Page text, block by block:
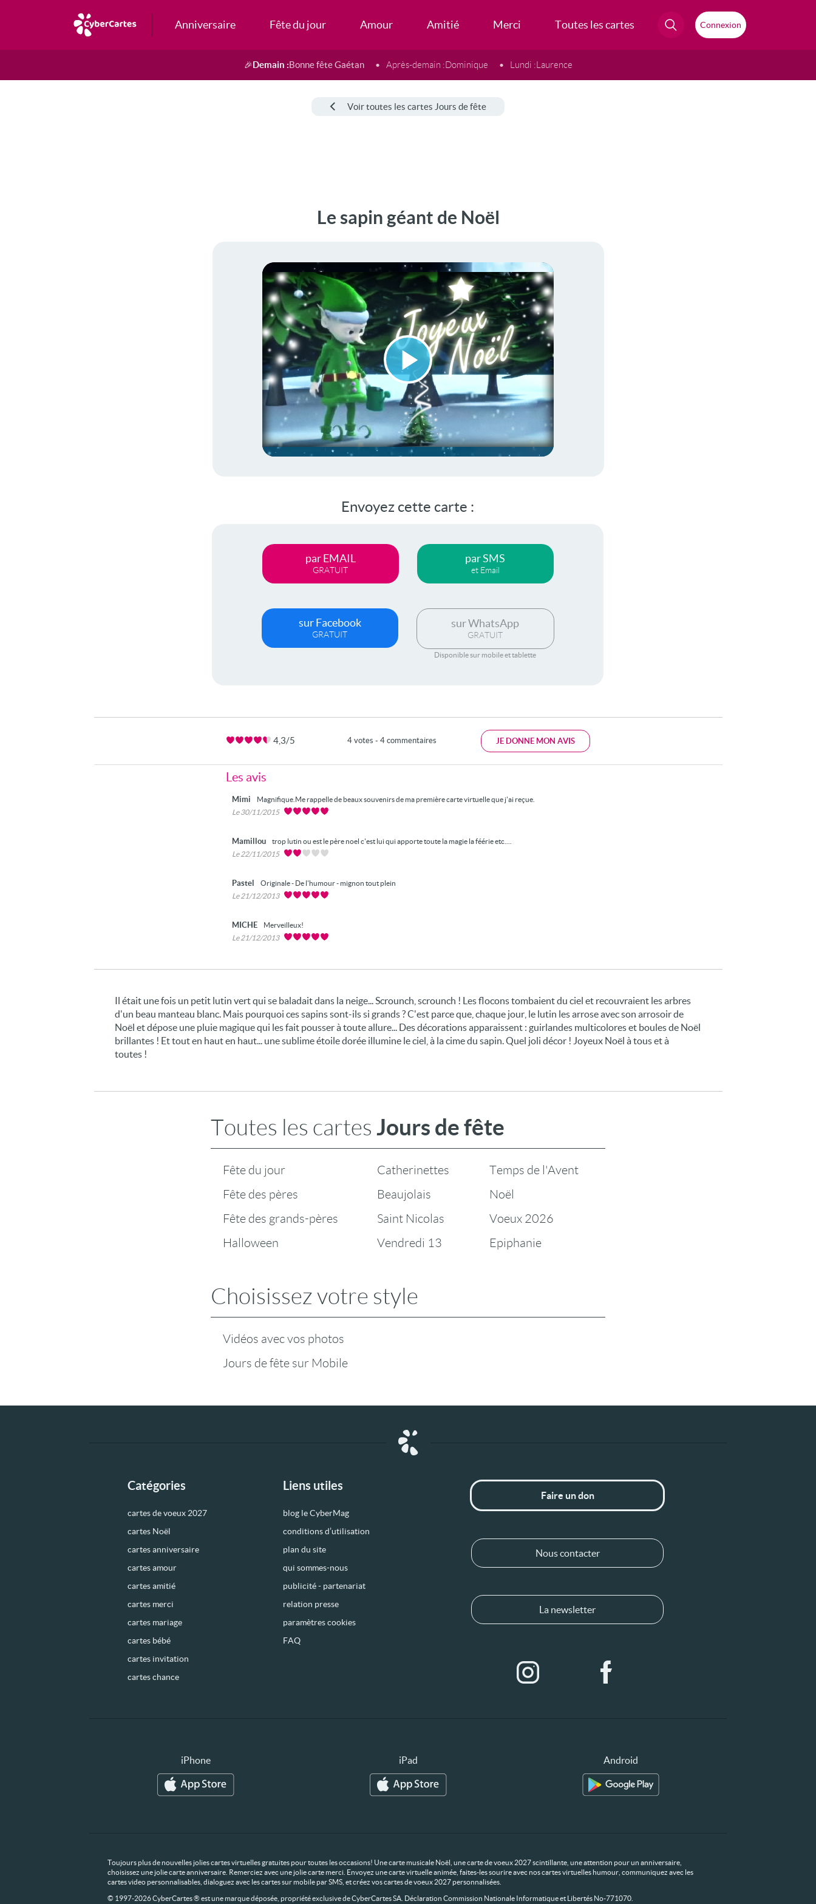
Anniversaire Fête du jour Amour Amitié Merci Toutes les cartes Connexion
🎉Demain :Bonne fête Gaétan Après-demain :Dominique Lundi :Laurence
Voir toutes les cartes Jours de fête
Le sapin géant de Noël
Lire
la
Envoyez cette carte :
par EMAIL
GRATUIT
par SMS
et Email
sur Facebook
GRATUIT
sur WhatsApp
GRATUIT
Disponible sur mobile et tablette
4,3/5 4 votes - 4 commentaires JE DONNE MON AVIS
Les avis
Mimi
Magnifique.Me rappelle de beaux souvenirs de ma première carte virtuelle que j'ai reçue.
Le 30/11/2015
Mamillou
trop lutin ou est le père noel c'est lui qui apporte toute la magie la féérie etc....
Le 22/11/2015
Pastel
Originale - De l'humour - mignon tout plein
Le 21/12/2013
MICHE
Merveilleux!
Le 21/12/2013
Il était une fois un petit lutin vert qui se baladait dans la neige... Scrounch, scrounch ! Les flocons tombaient du ciel et recouvraient les arbres
d'un beau manteau blanc. Mais pourquoi ces sapins sont-ils si grands ? C'est parce que, chaque jour, le lutin les arrose avec son arrosoir de
Noël et dépose une pluie magique qui les fait pousser à toute allure... Des décorations apparaissent : guirlandes multicolores et boules de Noël
brillantes ! Et tout en haut en haut... une sublime étoile dorée illumine le ciel, à la cime du sapin. Quel joli décor ! Joyeux Noël à tous et à
toutes !
Toutes les cartes Jours de fête
Fête du jour
Fête des pères
Fête des grands-pères
Halloween
Catherinettes
Beaujolais
Saint Nicolas
Vendredi 13
Temps de l'Avent
Noël
Voeux 2026
Epiphanie
Choisissez votre style
Vidéos avec vos photos
Jours de fête sur Mobile
Catégories
cartes de voeux 2027
cartes Noël
cartes anniversaire
cartes amour
cartes amitié
cartes merci
cartes mariage
cartes bébé
cartes invitation
cartes chance
Liens utiles
blog le CyberMag
conditions d’utilisation
plan du site
qui sommes-nous
publicité - partenariat
relation presse
paramètres cookies
FAQ
Faire un don
Nous contacter
La newsletter
iPhone iPad Android
Toujours plus de nouvelles jolies cartes virtuelles gratuites pour toutes les occasions! Une carte musicale Noël, une carte de voeux 2027 scintillante, une attention pour un anniversaire,
choisissez une jolie carte anniversaire. Remerciez avec une jolie carte merci. Envoyez une carte virtuelle animée, faites-les sourire avec nos cartes virtuelles humour, communiquez avec les
cartes video personnalisables, dialoguez avec les cartes sur mobile par SMS, et créez vos cartes de voeux 2027 personnalisées.
© 1997-2026 CyberCartes ® est une marque déposée, propriété exclusive de CyberCartes SA. Déclaration Commission Nationale Informatique et Libertés No-771070.